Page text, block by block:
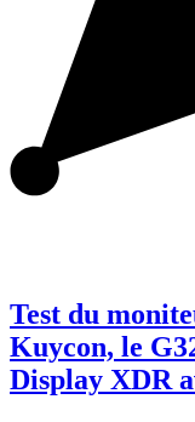
Test du
Kuycon, le
Display XDR